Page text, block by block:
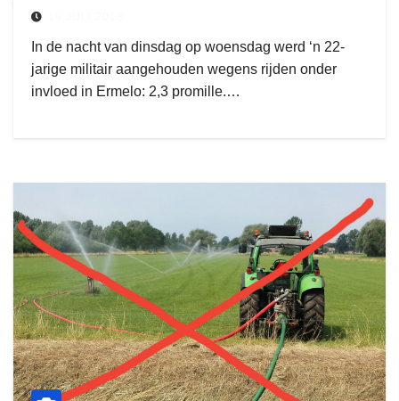
In de nacht van dinsdag op woensdag werd ‘n 22-
jarige militair aangehouden wegens rijden onder
invloed in Ermelo: 2,3 promille.…